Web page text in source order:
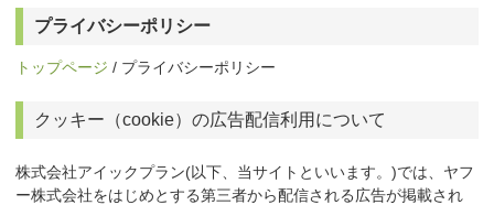
プライバシーポリシー
トップページ / プライバシーポリシー
クッキー（cookie）の広告配信利用について
株式会社アイックプラン(以下、当サイトといいます。)では、ヤフ
ー株式会社をはじめとする第三者から配信される広告が掲載され